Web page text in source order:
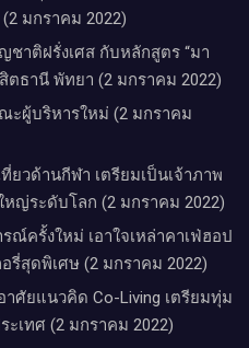
(2 มกราคม 2022)
าติฝรั่งเศส กับหลักสูตร “มา
ตธานี พัทยา (2 มกราคม 2022)
ะผู้บริหารใหม่ (2 มกราคม
ยวด้านกีฬา เตรียมเป็นเจ้าภาพ
ญ่ระดับโลก (2 มกราคม 2022)
ณ์ครั้งใหม่ เอาใจเหล่าคาเฟ่ฮอป
รี่สุดพิเศษ (2 มกราคม 2022)
ศัยแนวคิด Co-Living เตรียมทุ่ม
เทศ (2 มกราคม 2022)